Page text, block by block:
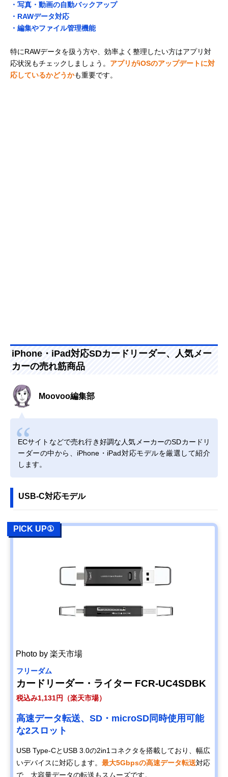
・写真・動画の自動バックアップ
・RAWデータ対応
・編集やファイル管理機能
特にRAWデータを扱う方や、効率よく整理したい方はアプリ対
応状況もチェックしましょう。 アプリがiOSのアップデートに対
応しているかどうかも重要です。
iPhone・iPad対応SDカードリーダー、人気メー
カーの売れ筋商品
Moovoo編集部
ECサイトなどで売れ行き好調な人気メーカーのSDカードリ
ーダーの中から、iPhone・iPad対応モデルを厳選して紹介
します。
USB-C対応モデル
PICK UP①
Photo by 楽天市場
フリーダム
カードリーダー・ライター FCR-UC4SDBK
税込み1,131円（楽天市場）
高速データ転送、SD・microSD同時使用可能
な2スロット
USB Type-CとUSB 3.0の2in1コネクタを搭載しており、幅広
いデバイスに対応します。 最大5Gbpsの高速データ転送対応
で、大容量データの転送もスムーズです。